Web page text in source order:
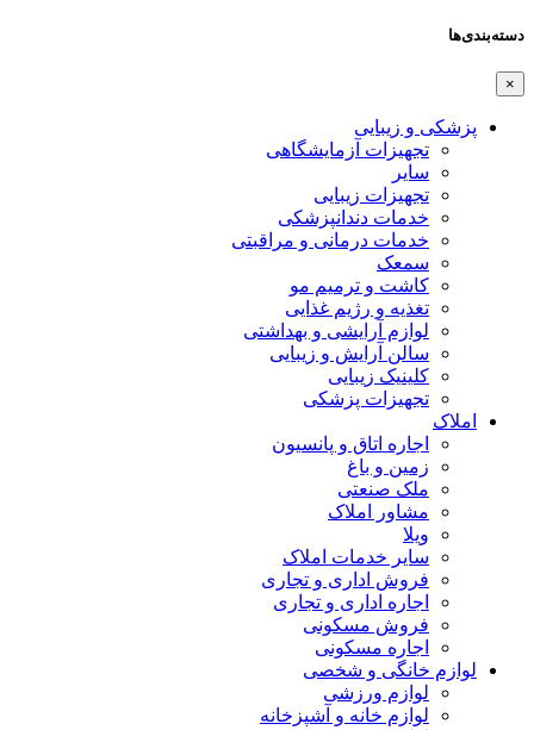
دسته‌بندی‌ها
×
پزشکی و زیبایی
تجهیزات آزمایشگاهی
سایر
تجهیزات زیبایی
خدمات دندانپزشکی
خدمات درمانی و مراقبتی
سمعک
کاشت و ترمیم مو
تغذیه و رژیم غذایی
لوازم آرایشی و بهداشتی
سالن آرایش و زیبایی
کلینیک زیبایی
تجهیزات پزشکی
املاک
اجاره اتاق و پانسیون
زمین و باغ
ملک صنعتی
مشاور املاک
ویلا
سایر خدمات املاک
فروش اداری و تجاری
اجاره اداری و تجاری
فروش مسکونی
اجاره مسکونی
لوازم خانگی و شخصی
لوازم ورزشی
لوازم خانه و آشپزخانه